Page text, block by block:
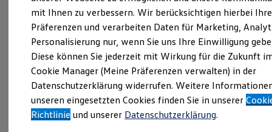
Nutzfahrzeuge
SUV und CUV
Familienautos
Kombis
Kompaktwagen
Sportwagen
Schnell verfügbare Fahrzeuge
Angebote und Produkte
Aktuelle Angebote
E-Auto-Förderung
Volkswagen Marktplatz
mit Ihnen zu verbessern. Wir berücksichtigen hierbei Ihre
Präferenzen und verarbeiten Daten für Marketing,
Personalisierung nur, wenn Sie uns Ihre Einwilligung
Diese können Sie jederzeit mit Wirkung für die Zukunft
Cookie Manager (Meine Präferenzen verwalten) in der
Datenschutzerklärung widerrufen. Weitere
unseren eingesetzten Cookies finden Sie in unserer
Richtlinie und unserer Datenschutzerklärung.